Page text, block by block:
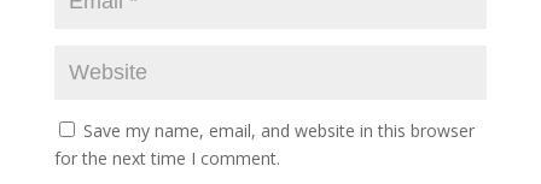
Save my name, email, and website in this browser
for the next time I comment.